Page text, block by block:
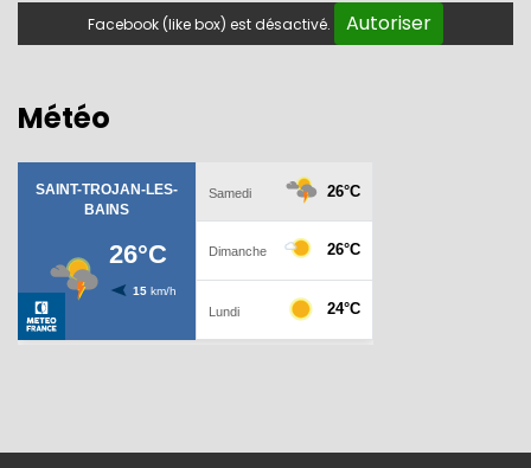
Facebook (like box) est désactivé. Autoriser
Météo